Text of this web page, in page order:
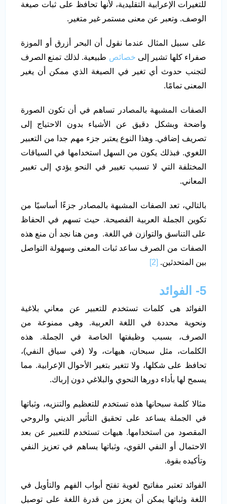
للتغيرات الإعرابية التقليدية، لأنها تحافظ على ثبات صيغة
الوصف. وتعبر عن معنى مستمر غير متغير.
على سبيل المثال عندما نقول أن البحر أزرق أو الموزة
صفراء كلها تشير إلى خصائص طبيعية. لذلك تمنع الصرف
لتجنب حدوث أي تغير في الصيغة الذي ممكن أن يغير
المعنى تمامًا.
الصفات المشبهة بالمصادر تساهم في أن تكون الصورة
واضحة وبشكل دقيق عن الأشياء بدون الاحتياج إلى
تصريف إضافي. وهذا النوع يعتبر جزء مهم جدا من التعبير
اللغوي. فبذلك يكون من السهل استخدامها في السياقات
المختلفة التي لا تسبب تغيير في النحو يؤدي إلى تغيير
المعاني.
بالتالي، تعد الصفات المشبهة بالمصادر جزءًا أساسيًا من
تكوين الجملة العربية الفصيحة. حيث تسهم في الحفاظ
على التناسق والتوازن في اللغة. ومن هنا نجد أن منع هذه
الصفات من الصرف ساعد ثبات المعنى وسهولة التواصل
بين المتحدثين. [2]
5- الفوائد
الفوائد هى كلمات تستخدم للتعبير عن معاني بلاغية
ونحوية محددة في اللغة العربية. وهى ممنوعة من
الصرف، بسبب وظيفتها الخاصة في الجملة. هذه
الكلمات، مثل سبحان، هيهات، ولا (في سياق النفي)،
تحافظ على شكلها، ولا تتغير بتغير الأحوال الإعرابية. مما
يسمح لها بأداء دورها النحوي والبلاغي دون إرباك.
مثالا كلمة سبحانها هذه تستخدم للتعظيم والتنزيه، وثباتها
في الجملة يساعد على تحقيق التأثير الديني والروحي
المقصود من استخدامها. هيهات تستخدم للتعبير عن بعد
الاحتمال أو النفي القوي، وثباتها يساهم في تعزيز النفي
وتأكيده بقوة.
الفوائد تعتبر مفاتيح لغوية تفتح أبواب الفهم والتأويل في
اللغة وثباتها يمكن أن يعزز من قدرة اللغة على توصيل